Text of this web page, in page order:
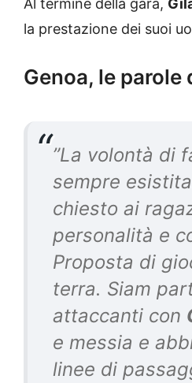
la prestazione dei suoi
Genoa, le parole
”La volontà di
sempre
chiesto ai
personalità e
Proposta di
terra. Siam
attaccanti con
e messia e
linee di